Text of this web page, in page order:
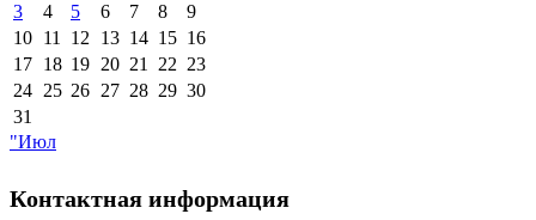
3
4 5 6 7 8
9
10 11 12 13 14 15 16
17 18 19 20 21 22 23
24 25 26 27 28 29 30
31
"Июл
Контактная информация